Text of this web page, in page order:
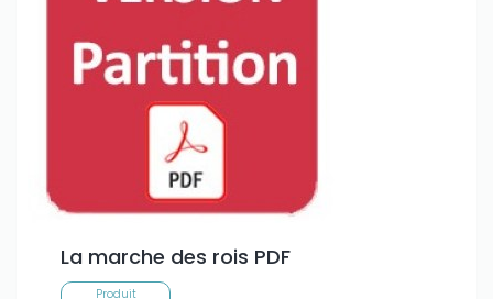
La marche des rois PDF
Produit